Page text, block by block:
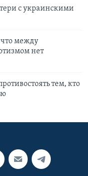
с украинскими
между
нет
тем, кто